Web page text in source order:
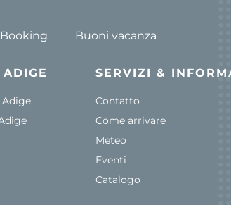
Booking Buoni vacanza
SERVIZI &
Contatto
Come arrivare
Meteo
Eventi
Catalogo